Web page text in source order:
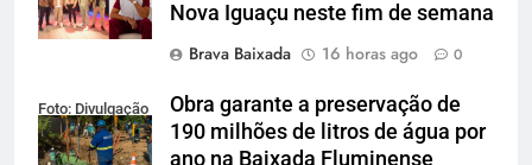
Nova Iguaçu neste fim de semana
Brava Baixada
16 horas ago 0
Foto: Divulgação
Obra garante a preservação de
190 milhões de litros de água por
ano na Baixada Fluminense